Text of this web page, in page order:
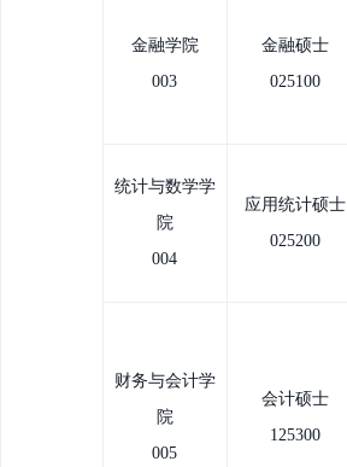
金融学院
003
金融硕士
025100
统计与数学学
院
004
应用统计硕士
025200
财务与会计学
院
005
会计硕士
125300